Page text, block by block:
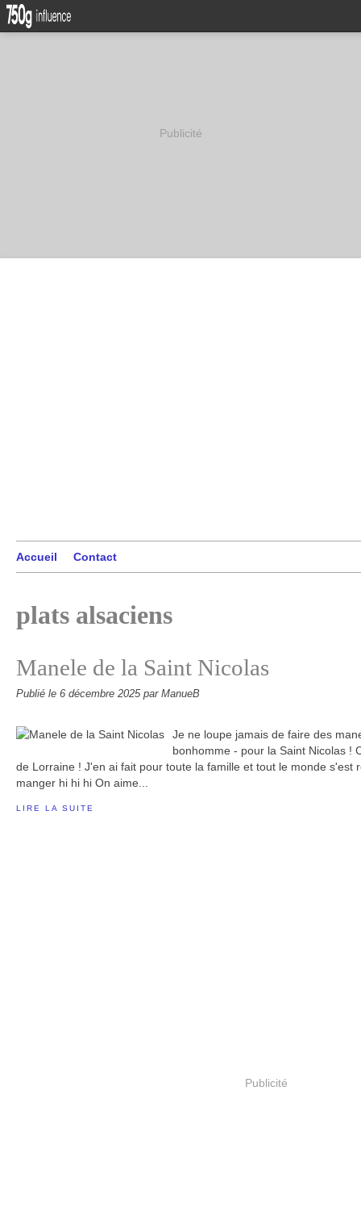
Publicité
Accueil Contact
plats alsaciens
Manele de la Saint Nicolas
Publié le 6 décembre 2025 par ManueB
Je ne loupe jamais de faire des
bonhomme - pour la Saint Nicolas !
de Lorraine ! J'en ai fait pour toute la famille et tout le monde s'est
manger hi hi hi On aime...
LIRE LA SUITE
Publicité